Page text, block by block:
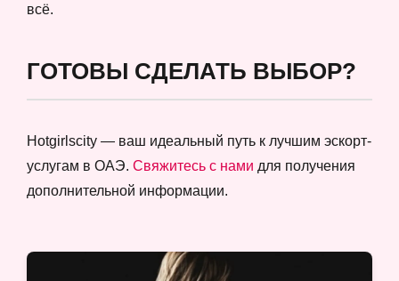
всё.
ГОТОВЫ СДЕЛАТЬ ВЫБОР?
Hotgirlscity — ваш идеальный путь к лучшим эскорт-
услугам в ОАЭ. Свяжитесь с нами для получения
дополнительной информации.